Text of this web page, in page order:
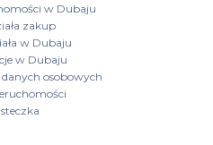
w Dubaju
zakup
w Dubaju
w Dubaju
osobowych